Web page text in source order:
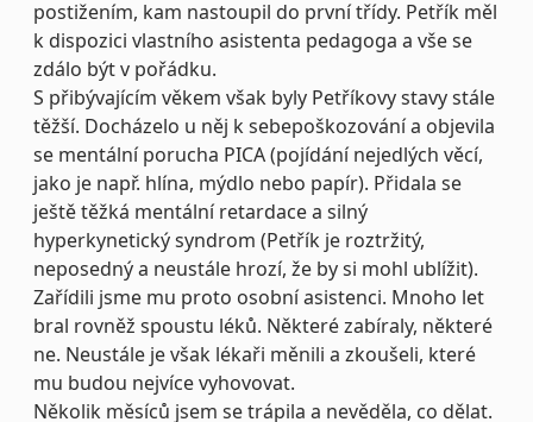
postižením, kam nastoupil do první třídy. Petřík měl
k dispozici vlastního asistenta pedagoga a vše se
zdálo být v pořádku.
S přibývajícím věkem však byly Petříkovy stavy stále
těžší. Docházelo u něj k sebepoškozování a objevila
se mentální porucha PICA (pojídání nejedlých věcí,
jako je např. hlína, mýdlo nebo papír). Přidala se
ještě těžká mentální retardace a silný
hyperkynetický syndrom (Petřík je roztržitý,
neposedný a neustále hrozí, že by si mohl ublížit).
Zařídili jsme mu proto osobní asistenci. Mnoho let
bral rovněž spoustu léků. Některé zabíraly, některé
ne. Neustále je však lékaři měnili a zkoušeli, které
mu budou nejvíce vyhovovat.
Několik měsíců jsem se trápila a nevěděla, co dělat.